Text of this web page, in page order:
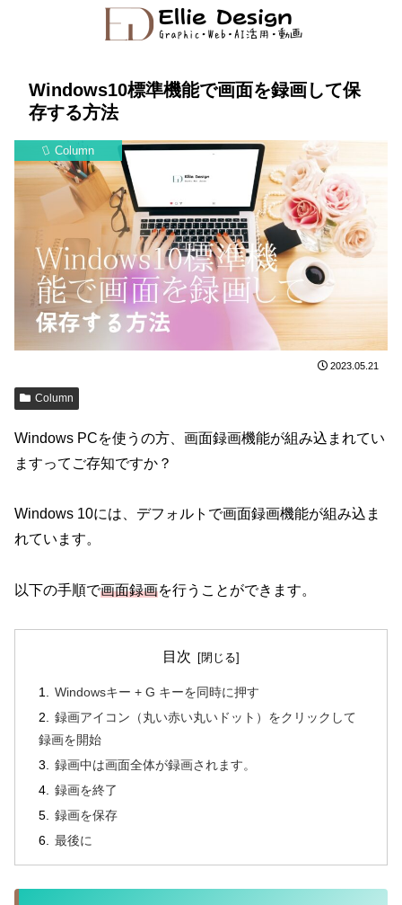
Windows10標準機能で画面を録画して保
存する方法
Column
2023.05.21
Column
Windows PCを使うの方、画面録画機能が組み込まれてい
ますってご存知ですか？
Windows 10には、デフォルトで画面録画機能が組み込ま
れています。
以下の手順で画面録画を行うことができます。
目次
Windowsキー + G キーを同時に押す
録画アイコン（丸い赤い丸いドット）をクリックして
録画を開始
録画中は画面全体が録画されます。
録画を終了
録画を保存
最後に